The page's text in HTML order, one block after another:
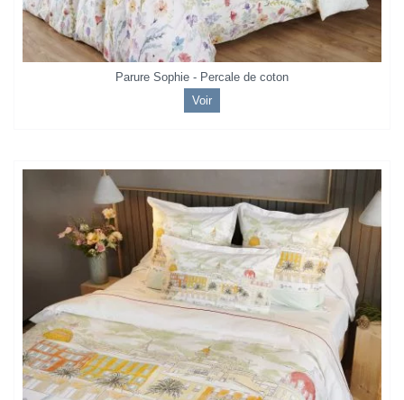
Parure Sophie - Percale de coton
Voir